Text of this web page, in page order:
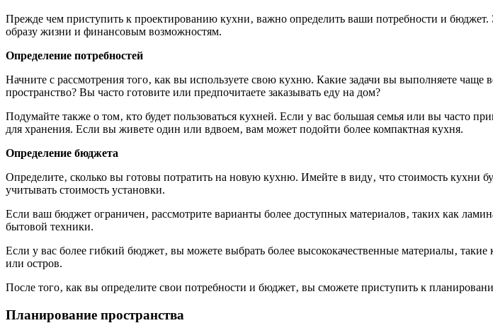
Прежде чем приступить к проектированию кухни‚ важно определить ваши потребности и бюджет.
образу жизни и финансовым возможностям.
Определение потребностей
Начните с рассмотрения того‚ как вы используете свою кухню. Какие задачи вы выполняете
пространство? Вы часто готовите или предпочитаете заказывать еду на дом?
Подумайте также о том‚ кто будет пользоваться кухней. Если у вас большая семья или вы часто
для хранения. Если вы живете один или вдвоем‚ вам может подойти более компактная кухня.
Определение бюджета
Определите‚ сколько вы готовы потратить на новую кухню. Имейте в виду‚ что стоимость кухни
учитывать стоимость установки.
Если ваш бюджет ограничен‚ рассмотрите варианты более доступных материалов‚ таких как
бытовой техники.
Если у вас более гибкий бюджет‚ вы можете выбрать более высококачественные материалы‚
или остров.
После того‚ как вы определите свои потребности и бюджет‚ вы сможете приступить к
Планирование пространства